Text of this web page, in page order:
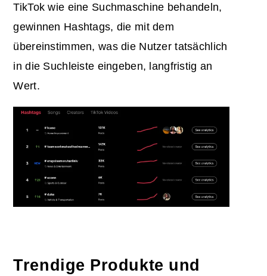
TikTok wie eine Suchmaschine behandeln,
gewinnen Hashtags, die mit dem
übereinstimmen, was die Nutzer tatsächlich
in die Suchleiste eingeben, langfristig an
Wert.
Trendige Produkte und